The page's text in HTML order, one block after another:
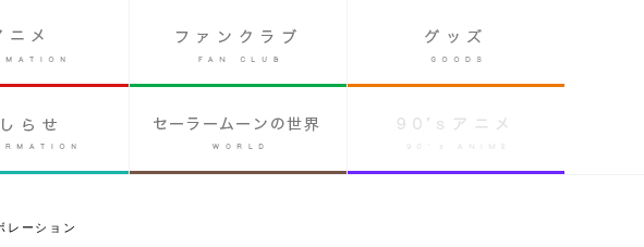
レーション